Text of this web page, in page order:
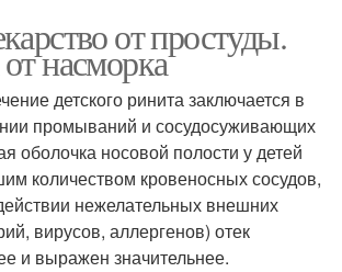
от простуды.
насморка
детского ринита заключается в
промываний и сосудосуживающих
оболочка носовой полости у детей
количеством кровеносных сосудов,
нежелательных внешних
вирусов, аллергенов) отек
и выражен значительнее.